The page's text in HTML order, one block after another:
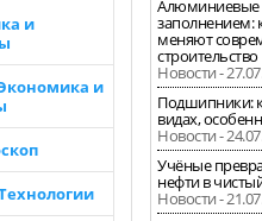
и
и
Алюминиевые
заполнением:
меняют
строительство
Новости -
Подшипники:
видах,
Новости -
Учёные
нефти в
Новости -